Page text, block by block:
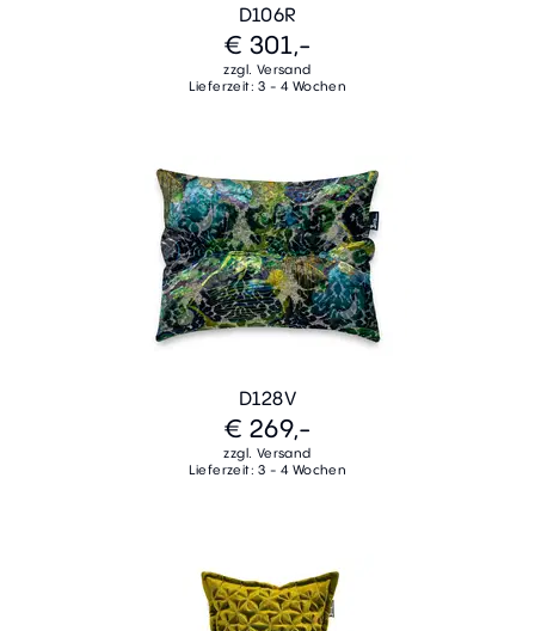
D106R
€ 301,-
zzgl. Versand
Lieferzeit: 3 - 4 Wochen
D128V
€ 269,-
zzgl. Versand
Lieferzeit: 3 - 4 Wochen